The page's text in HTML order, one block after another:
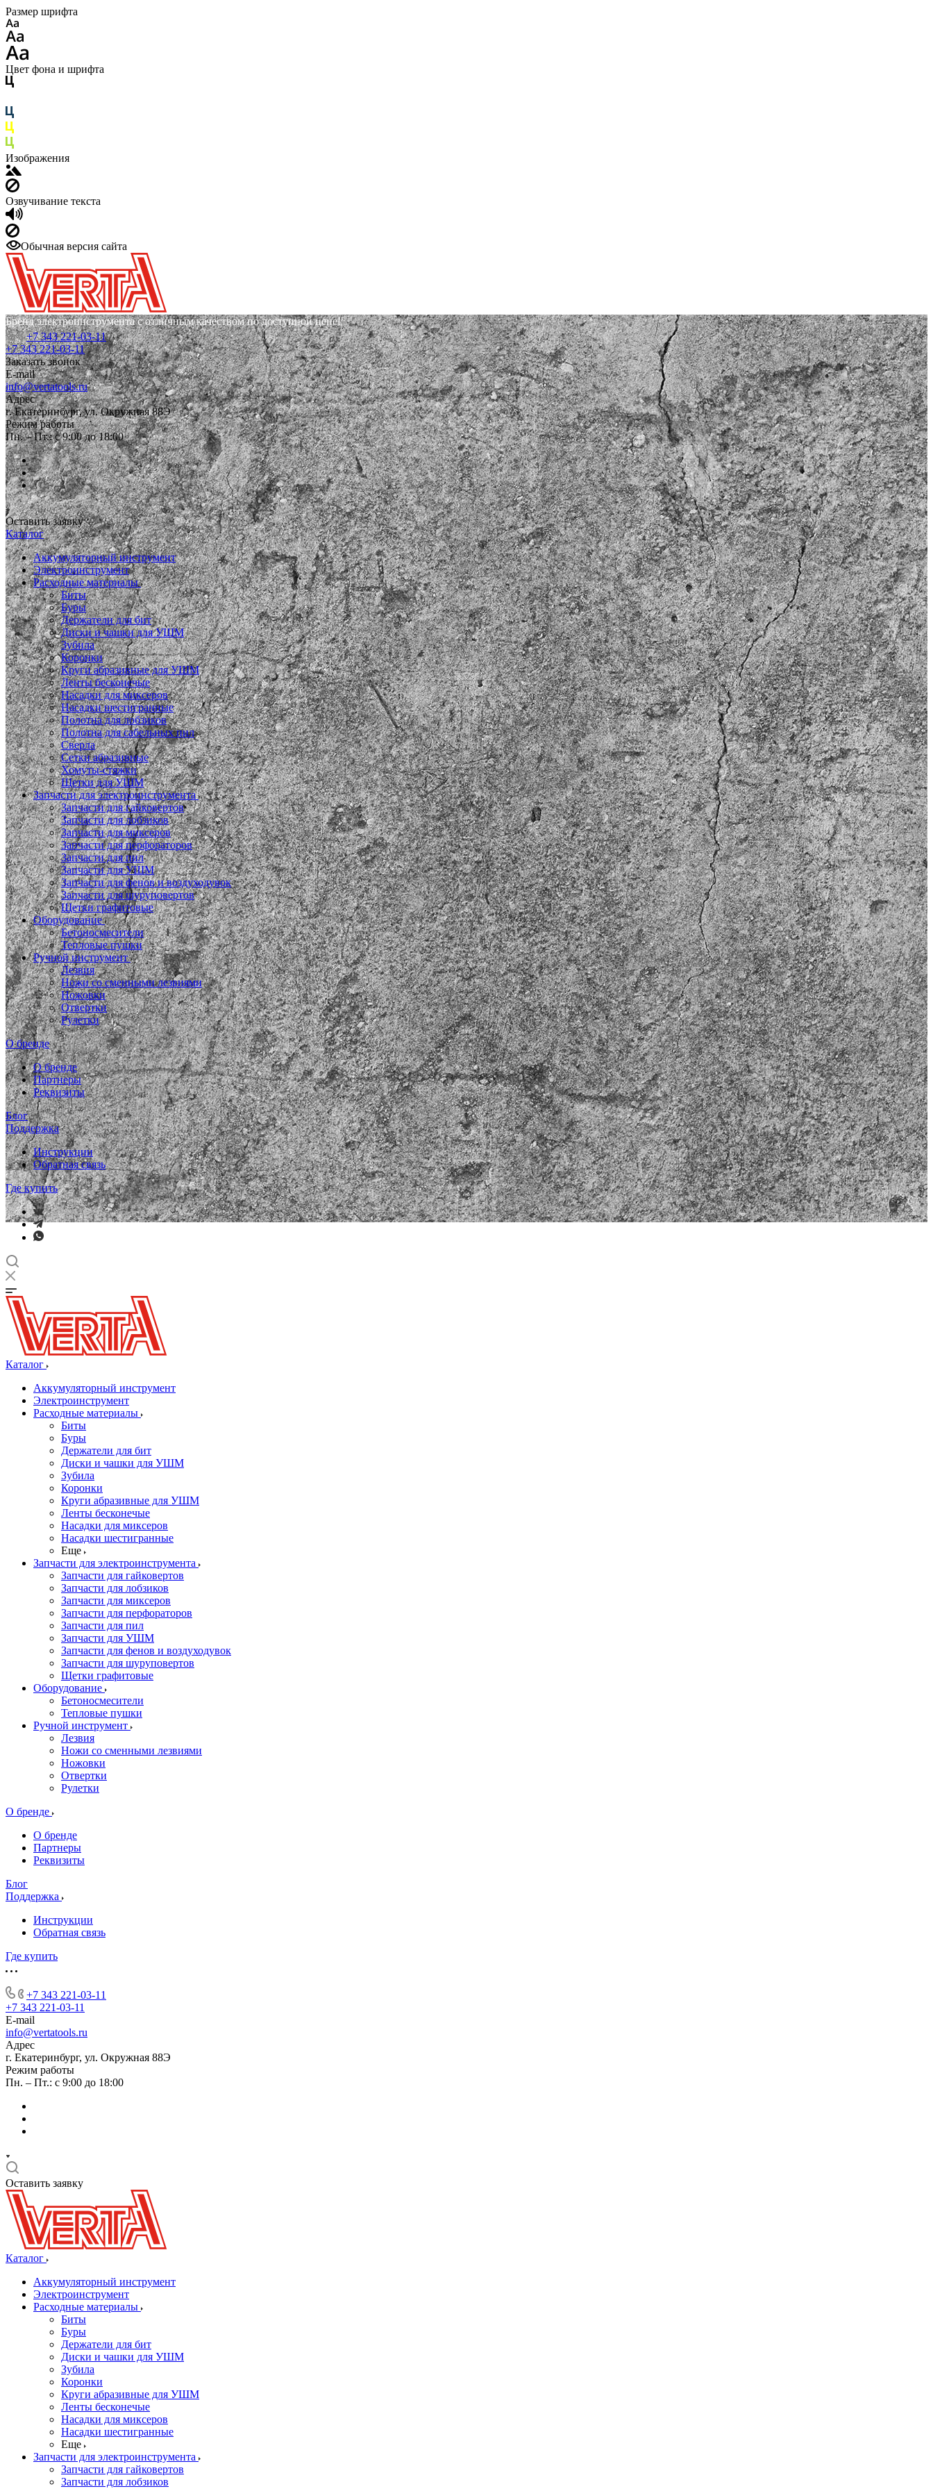
Размер шрифта
Цвет фона и шрифта
Изображения
Озвучивание текста
Обычная версия сайта
Бренд электроинструмента с отличным качеством по доступной цене!
+7 343 221-03-11
+7 343 221-03-11
Заказать звонок
E-mail
info@vertatools.ru
Адрес
г. Екатеринбург, ул. Окружная 88Э
Режим работы
Пн. – Пт.: с 9:00 до 18:00
Оставить заявку
Каталог
Аккумуляторный инструмент
Электроинструмент
Расходные материалы
Биты
Буры
Держатели для бит
Диски и чашки для УШМ
Зубила
Коронки
Круги абразивные для УШМ
Ленты бесконечые
Насадки для миксеров
Насадки шестигранные
Полотна для лобзиков
Полотна для сабельных пил
Сверла
Сетки абразивные
Хомуты-стяжки
Щетки для УШМ
Запчасти для электроинструмента
Запчасти для гайковертов
Запчасти для лобзиков
Запчасти для миксеров
Запчасти для перфораторов
Запчасти для пил
Запчасти для УШМ
Запчасти для фенов и воздуходувок
Запчасти для шуруповертов
Щетки графитовые
Оборудование
Бетоносмесители
Тепловые пушки
Ручной инструмент
Лезвия
Ножи со сменными лезвиями
Ножовки
Отвертки
Рулетки
О бренде
О бренде
Партнеры
Реквизиты
Блог
Поддержка
Инструкции
Обратная связь
Где купить
Каталог
Аккумуляторный инструмент
Электроинструмент
Расходные материалы
Биты
Буры
Держатели для бит
Диски и чашки для УШМ
Зубила
Коронки
Круги абразивные для УШМ
Ленты бесконечые
Насадки для миксеров
Насадки шестигранные
Еще
Запчасти для электроинструмента
Запчасти для гайковертов
Запчасти для лобзиков
Запчасти для миксеров
Запчасти для перфораторов
Запчасти для пил
Запчасти для УШМ
Запчасти для фенов и воздуходувок
Запчасти для шуруповертов
Щетки графитовые
Оборудование
Бетоносмесители
Тепловые пушки
Ручной инструмент
Лезвия
Ножи со сменными лезвиями
Ножовки
Отвертки
Рулетки
О бренде
О бренде
Партнеры
Реквизиты
Блог
Поддержка
Инструкции
Обратная связь
Где купить
+7 343 221-03-11
+7 343 221-03-11
E-mail
info@vertatools.ru
Адрес
г. Екатеринбург, ул. Окружная 88Э
Режим работы
Пн. – Пт.: с 9:00 до 18:00
Оставить заявку
Каталог
Аккумуляторный инструмент
Электроинструмент
Расходные материалы
Биты
Буры
Держатели для бит
Диски и чашки для УШМ
Зубила
Коронки
Круги абразивные для УШМ
Ленты бесконечые
Насадки для миксеров
Насадки шестигранные
Еще
Запчасти для электроинструмента
Запчасти для гайковертов
Запчасти для лобзиков